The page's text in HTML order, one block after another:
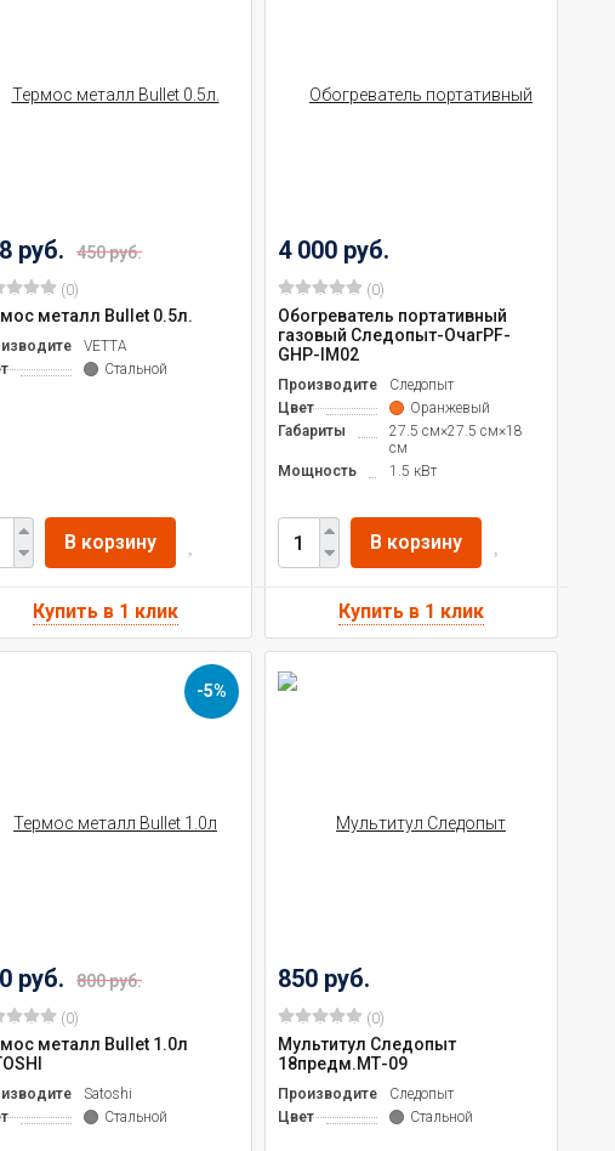
руб. 450 руб.
(0)
металл Bullet 0.5л.
VETTA
Стальной
В корзину
4 000 руб.
(0)
Обогреватель портативный
газовый Следопыт-ОчагPF-
GHP-IM02
ПроизводительСледопыт
Цвет
Оранжевый
Габариты
27.5 см×27.5 см×18
см
Мощность
1.5 кВт
В корзину
-5%
руб. 800 руб.
(0)
металл Bullet 1.0л
Satoshi
Стальной
850 руб.
(0)
Мультитул Следопыт
18предм.МТ-09
ПроизводительСледопыт
Цвет
Стальной